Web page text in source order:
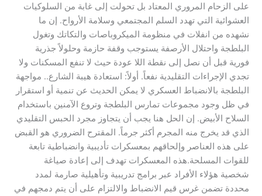
على الزحام المروري المعتاد بل تحولت إلى غابة من السلوكيات
العشوائية التي تهدد السلم المجتمعي وسلامة الأرواح. إن ما
نشهده من انفلات في منظومة الميكروباصات والتكاتك وتغول
البلطجة واحتلال الأرصفة يستوجب وقفة حازمة وحلولاً جذرية
فورية قبل أن نصل إلى نقطة اللا عودة حيث لا تنفع المسكنات ولا
تجدي الإجراءات التقليدية نفعاً. أولاً: استعادة هيبة الشارع.. مواجهة
البلطجة بالانضباط العسكري لا يمكن الحديث عن تنمية أو استقرار
في ظل وجود مجموعات تمارس البلطجة وتروع الآمنين باستخدام
السلاح الأبيض. إن الحل هنا يجب أن يتجاوز مجرد الحبس التقليدي
الذي قد يخرج منه المجرم أكثر جرماً. المقترح الضروري هو القبض
على هذه العناصر وإلحاقهم بمعسكرات تأديبية وانضباطية تابعة
للقوات المسلحة.هذه المعسكرات تهدف إلى إعادة صياغة
شخصية هؤلاء الأفراد عبر برامج تدريبية وتأهيلية صارمة لمدد
محددة تضمن غرس قيم الانضباط والالتزام على أن يتم دمجهم في